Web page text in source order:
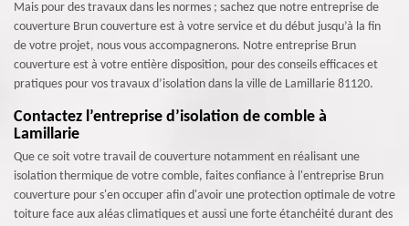
Mais pour des travaux dans les normes ; sachez que notre entreprise de
couverture Brun couverture est à votre service et du début jusqu’à la fin
de votre projet, nous vous accompagnerons. Notre entreprise Brun
couverture est à votre entière disposition, pour des conseils efficaces et
pratiques pour vos travaux d’isolation dans la ville de Lamillarie 81120.
Contactez l’entreprise d’isolation de comble à
Lamillarie
Que ce soit votre travail de couverture notamment en réalisant une
isolation thermique de votre comble, faites confiance à l'entreprise Brun
couverture pour s'en occuper afin d'avoir une protection optimale de votre
toiture face aux aléas climatiques et aussi une forte étanchéité durant des